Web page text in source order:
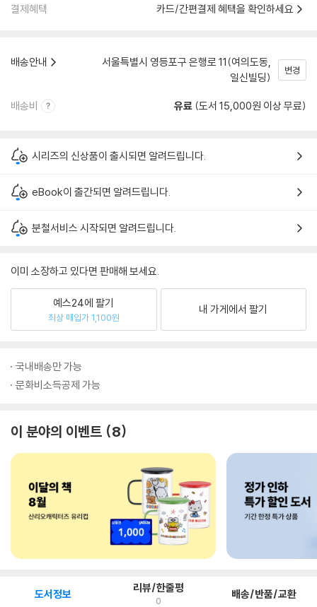
결제혜택 카드/간편결제 혜택을 확인하세요
배송안내
서울특별시 영등포구 은행로 11(여의도동,
일신빌딩)
변경
배송비 유료 (도서 15,000원 이상 무료)
시리즈의 신상품이 출시되면 알려드립니다.
eBook이 출간되면 알려드립니다.
분철서비스 시작되면 알려드립니다.
이미 소장하고 있다면 판매해 보세요.
예스24에 팔기
최상 매입가 1,100원
내 가게에서 팔기
국내배송만 가능
문화비소득공제 가능
이 분야의 이벤트 8
도서정보 리뷰/한줄평
0 배송/반품/교환